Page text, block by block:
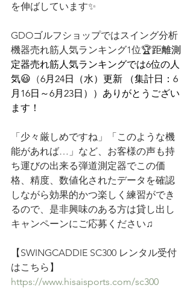
を伸ばしています✨
GDOゴルフショップではスイング分析
機器売れ筋人気ランキング1位🏆距離測
定器売れ筋人気ランキングでは6位の人
気😃 （6月24日（水）更新 （集計日：6
月16日～6月23日）） ありがとうござい
ます！
「少々厳しめですね」「このような機
能があれば…」など、お客様の声も持
ち運びの出来る弾道測定器でこの価
格、精度、数値化されたデータを確認
しながら効果的かつ楽しく練習ができ
るので、是非興味のある方は貸し出し
キャンペーンにご応募ください♫
【SWINGCADDIE SC300 レンタル受付
はこちら】
https://www.hisaisports.com/sc300